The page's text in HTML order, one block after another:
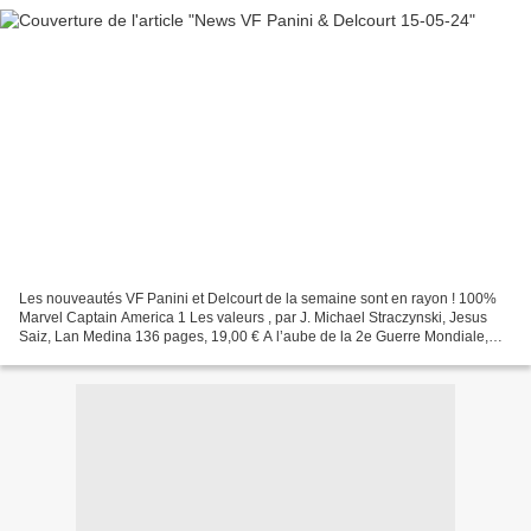
Les nouveautés VF Panini et Delcourt de la semaine sont en rayon ! 100%
Marvel Captain America 1 Les valeurs , par J. Michael Straczynski, Jesus
Saiz, Lan Medina 136 pages, 19,00 € A l’aube de la 2e Guerre Mondiale,